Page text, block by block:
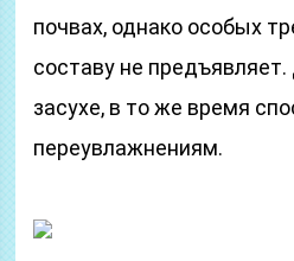
почвах, однако особых
составу не
засухе, в то же время
переувлажнениям.